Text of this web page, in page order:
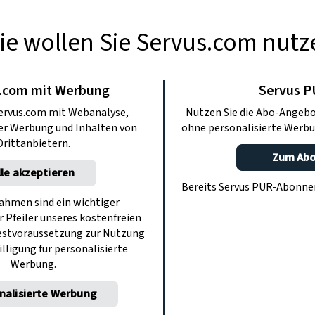
Kräuter vom
in Wald und Flur. Erfahren
was sie für uns tun können – mit
Rezepten.
wollen Sie Servus.com
mit Werbung
mit Webanalyse,
Werbung und Inhalten von
akzeptieren
sind ein wichtiger
unseres kostenfreien
zur Nutzung
für personalisierte
Werbung.
Werbung
Servus
Nutzen Sie die Abo-
ohne personalisierte
Zum
Bereits Servus PUR-